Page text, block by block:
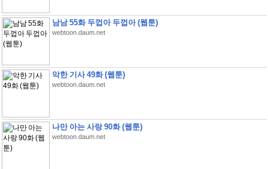
남남 55화 두껍아 두껍아 (웹툰)
webtoon.daum.net
악한 기사 49화 (웹툰)
webtoon.daum.net
나만 아는 사랑 90화 (웹툰)
webtoon.daum.net